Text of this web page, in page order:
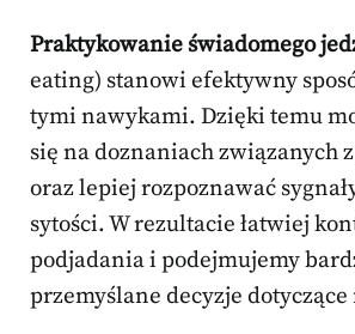
Praktykowanie świadomego
eating) stanowi efektywny
tymi nawykami. Dzięki temu
się na doznaniach związanych
oraz lepiej rozpoznawać
sytości. W rezultacie łatwiej
podjadania i podejmujemy
przemyślane decyzje dotyczące